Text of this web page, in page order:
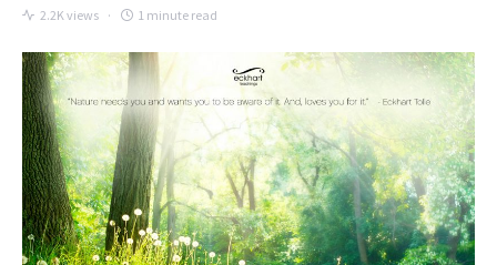
2.2K views 1 minute read